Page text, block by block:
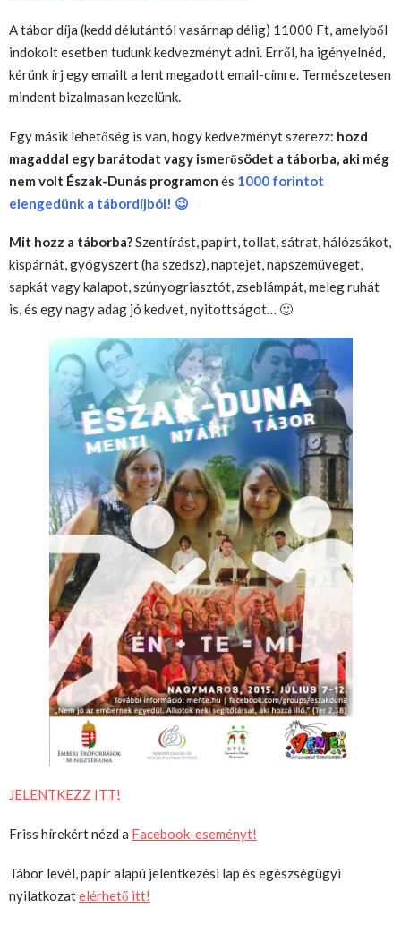
A tábor díja (kedd délutántól vasárnap délig) 11000 Ft, amelyből
indokolt esetben tudunk kedvezményt adni. Erről, ha igényelnéd,
kérünk írj egy emailt a lent megadott email-címre. Természetesen
mindent bizalmasan kezelünk.
Egy másik lehetőség is van, hogy kedvezményt szerezz: hozd
magaddal egy barátodat vagy ismerősödet a táborba, aki még
nem volt Észak-Dunás programon és 1000 forintot
elengedünk a tábordíjból! 😉
Mit hozz a táborba?Szentírást, papírt, tollat, sátrat, hálózsákot,
kispárnát, gyógyszert (ha szedsz), naptejet, napszemüveget,
sapkát vagy kalapot, szúnyogriasztót, zseblámpát, meleg ruhát
is, és egy nagy adag jó kedvet, nyitottságot… 🙂
JELENTKEZZ ITT!
Friss hírekért nézd a Facebook-eseményt!
Tábor levél, papír alapú jelentkezési lap és egészségügyi
nyilatkozatelérhető itt!